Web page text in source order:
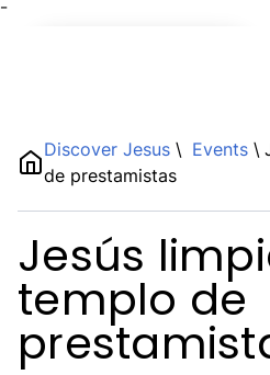
¯
Discover Jesus \ Events \
de prestamistas
Jesús
templo de
Description